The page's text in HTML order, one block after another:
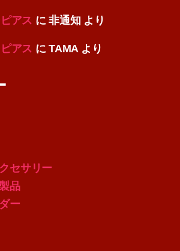
アス に非通知 より
アス にTAMAより
セサリー
品
ー